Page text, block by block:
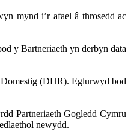
mynd i’r afael â throsedd ac
y Bartneriaeth yn derbyn data
(DHR). Eglurwyd bod
Partneriaeth Gogledd Cymru
newydd.